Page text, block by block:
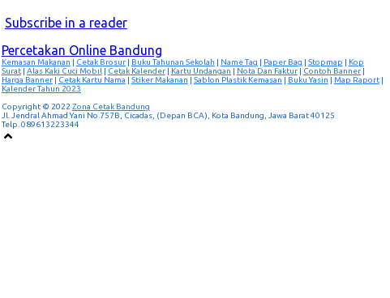
Subscribe in a reader
Percetakan Online Bandung
Kemasan Makanan | Cetak Brosur| Buku Tahunan Sekolah | Name Tag | Paper Bag | Stopmap | Kop
Surat| Alas Kaki Cuci Mobil | Cetak Kalender| Kartu Undangan | Nota Dan Faktur| Contoh Banner|
Harga Banner| Cetak Kartu Nama | Stiker Makanan | Sablon Plastik Kemasan | Buku Yasin | Map Raport|
Kalender Tahun 2023
Copyright © 2022 Zona Cetak Bandung
Jl. Jendral Ahmad Yani No.757B, Cicadas, (Depan BCA), Kota Bandung, Jawa Barat 40125
Telp. 089613223344